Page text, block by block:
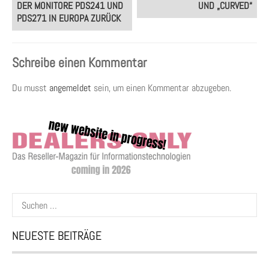
DER MONITORE PDS241 UND
PDS271 IN EUROPA ZURÜCK
UND „CURVED“
Schreibe einen Kommentar
Du musst angemeldet sein, um einen Kommentar abzugeben.
Suchen
nach:
NEUESTE BEITRÄGE